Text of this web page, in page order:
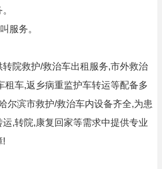
服务。
院救护/救治车出租服务,市外救治
租车,返乡病重监护车转运等配备多
尔滨市救护/救治车内设备齐全,为患
,转院,康复回家等需求中提供专业
!